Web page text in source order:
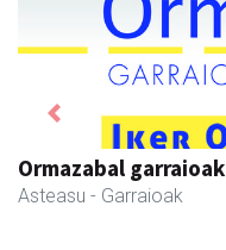
Ormazabal garraioak
Asteasu - Garraioak
Previous